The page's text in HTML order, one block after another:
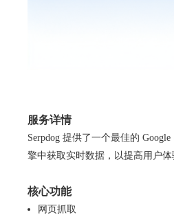
服务详情
Serpdog 提供了一个最佳的
擎中获取实时数据，以提高用户体
核心功能
网页抓取